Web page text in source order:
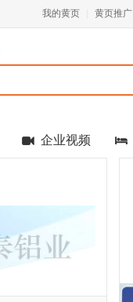
我的黄页 黄页推广
企业视频